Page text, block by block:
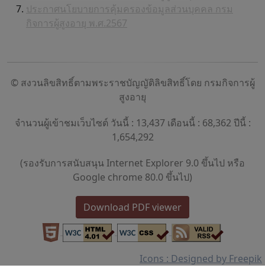
ประกาศนโยบายการคุ้มครองข้อมูลส่วนบุคคล กรม
กิจการผู้สูงอายุ พ.ศ.2567
© สงวนลิขสิทธิ์ตามพระราชบัญญัติลิขสิทธิ์โดย กรมกิจการผู้
สูงอายุ
จำนวนผู้เข้าชมเว็บไซต์ วันนี้ : 13,437 เดือนนี้ : 68,362 ปีนี้ :
1,654,292
(รองรับการสนับสนุน Internet Explorer 9.0 ขึ้นไป หรือ
Google chrome 80.0 ขึ้นไป)
Download PDF viewer
Icons : Designed by Freepik